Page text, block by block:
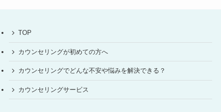
TOP
カウンセリングが初めての方へ
カウンセリングでどんな不安や悩みを解決できる？
カウンセリングサービス